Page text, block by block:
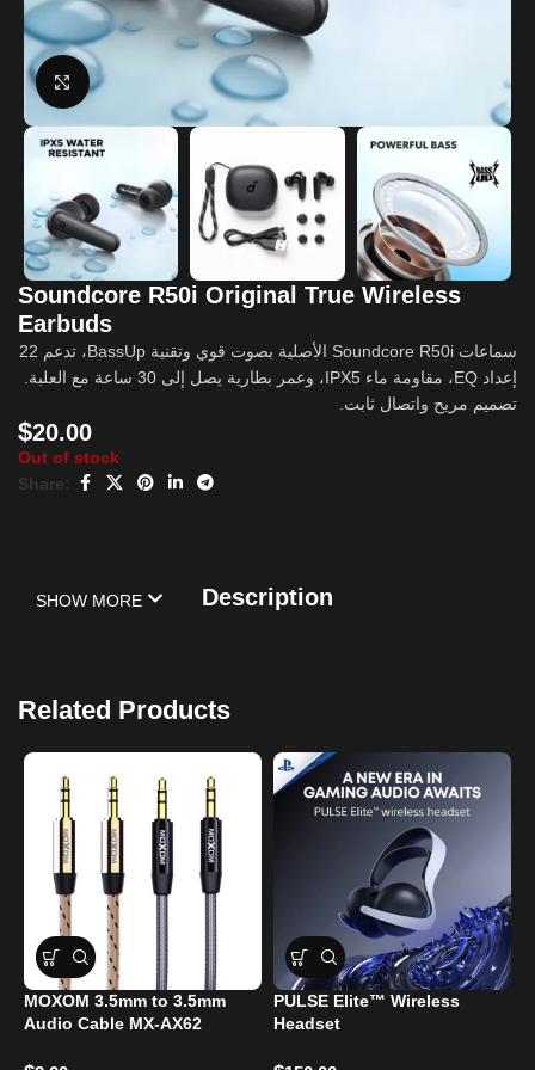
Click to enlarge
Soundcore R50i Original True Wireless
Earbuds
سماعات Soundcore R50i الأصلية بصوت قوي وتقنية BassUp، تدعم 22
إعداد EQ، مقاومة ماء IPX5، وعمر بطارية يصل إلى 30 ساعة مع العلبة.
تصميم مريح واتصال ثابت.
$20.00
Out of stock
Share:
Description
SHOW MORE
Related Products
MOXOM 3.5mm to 3.5mm
Audio Cable MX-AX62
PULSE Elite™ Wireless
Headset